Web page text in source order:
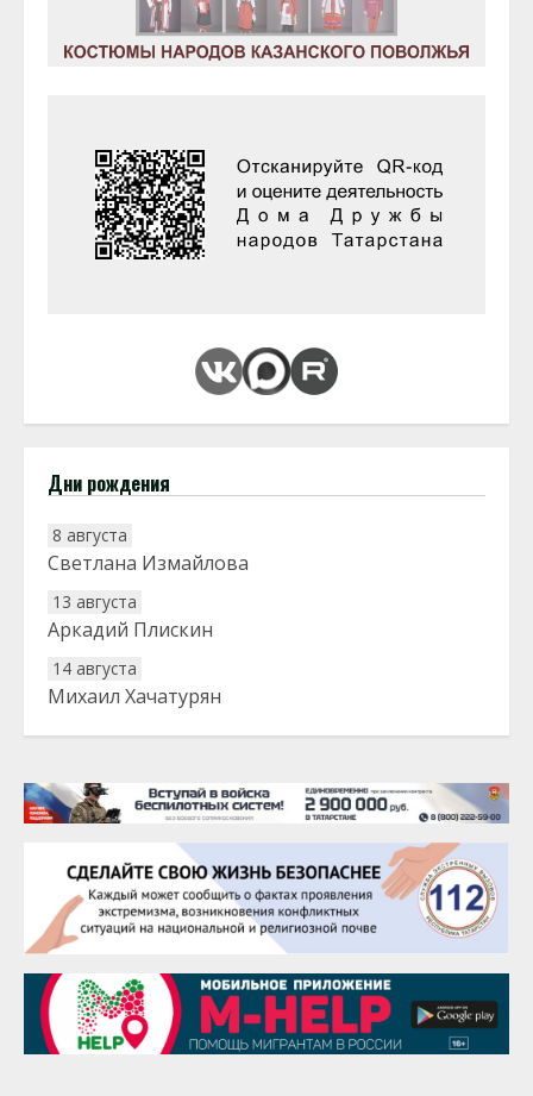
Дни рождения
8 августа
Светлана Измайлова
13 августа
Аркадий Плискин
14 августа
Михаил Хачатурян
20 августа
22 августа
Евгений Ефимов
25 августа
Сэсэгма Бубеева
28 августа
Чингиз Мустафаев
29 августа
Надежда Рослова